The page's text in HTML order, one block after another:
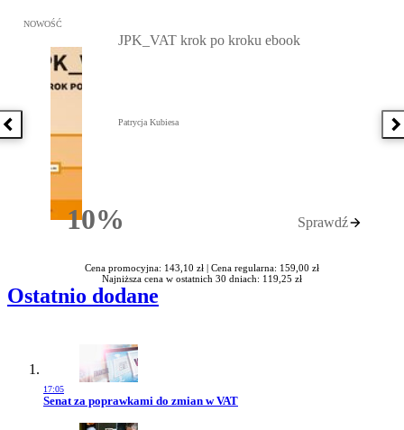
Poprzednia książka
Przejdź do: JPK_VAT krok po kroku ebook, Patrycja Kubiesa -
NOWOŚĆ
10%Rabatu
JPK_VAT krok po kroku ebook
Patrycja Kubiesa
Sprawdź
Cena promocyjna: 143,10 zł | Cena regularna: 159,00 zł
Najniższa cena w ostatnich 30 dniach: 119,25 zł
Ostatnio dodane
17:05
Przejdź do artykułu:
Senat za poprawkami do zmian w VAT